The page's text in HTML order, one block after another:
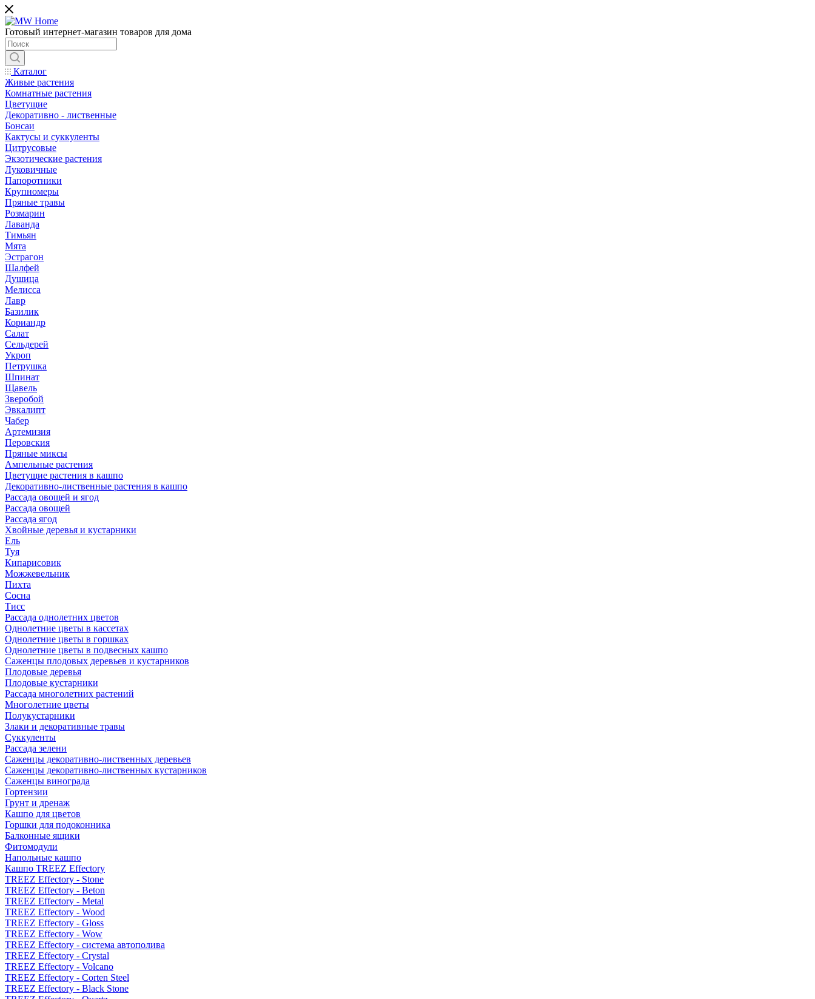
Готовый интернет-магазин товаров для дома
Каталог
Живые растения
Комнатные растения
Цветущие
Декоративно - лиственные
Бонсаи
Кактусы и суккуленты
Цитрусовые
Экзотические растения
Луковичные
Папоротники
Крупномеры
Пряные травы
Розмарин
Лаванда
Тимьян
Мята
Эстрагон
Шалфей
Душица
Мелисса
Лавр
Базилик
Кориандр
Салат
Сельдерей
Укроп
Петрушка
Шпинат
Щавель
Зверобой
Эвкалипт
Чабер
Артемизия
Перовския
Пряные миксы
Ампельные растения
Цветущие растения в кашпо
Декоративно-лиственные растения в кашпо
Рассада овощей и ягод
Рассада овощей
Рассада ягод
Хвойные деревья и кустарники
Ель
Туя
Кипарисовик
Можжевельник
Пихта
Сосна
Тисc
Рассада однолетних цветов
Однолетние цветы в кассетах
Однолетние цветы в горшках
Однолетние цветы в подвесных кашпо
Саженцы плодовых деревьев и кустарников
Плодовые деревья
Плодовые кустарники
Рассада многолетних растений
Многолетние цветы
Полукустарники
Злаки и декоративные травы
Суккуленты
Рассада зелени
Саженцы декоративно-лиственных деревьев
Саженцы декоративно-лиственных кустарников
Саженцы винограда
Гортензии
Грунт и дренаж
Кашпо для цветов
Горшки для подоконника
Балконные ящики
Фитомодули
Напольные кашпо
Кашпо TREEZ Effectory
TREEZ Effectory - Stone
TREEZ Effectory - Beton
TREEZ Effectory - Metal
TREEZ Effectory - Wood
TREEZ Effectory - Gloss
TREEZ Effectory - Wow
TREEZ Effectory - система автополива
TREEZ Effectory - Crystal
TREEZ Effectory - Volcano
TREEZ Effectory - Corten Steel
TREEZ Effectory - Black Stone